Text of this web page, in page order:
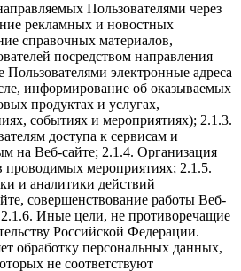
Пользователями через
рекламных и новостных
справочных материалов,
посредством направления
электронные адреса
информирование об оказываемых
продуктах и услугах,
событиях и мероприятиях); 2.1.3.
доступа к сервисам и
на Веб-сайте; 2.1.4. Организация
проводимых мероприятиях; 2.1.5.
и аналитики действий
совершенствование работы Веб-
2.1.6. Иные цели, не противоречащие
Российской Федерации.
обработку персональных данных,
не соответствуют